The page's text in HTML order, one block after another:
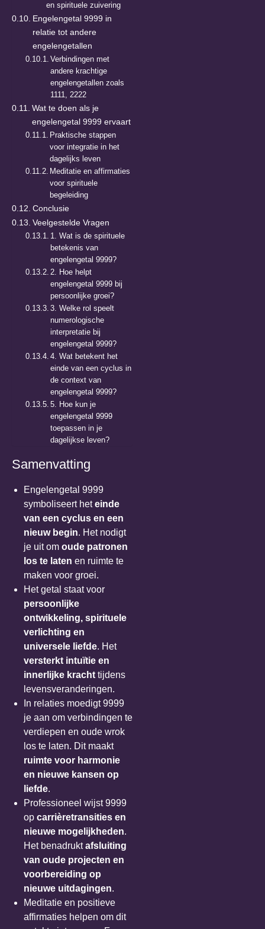
en spirituele zuivering
Engelengetal 9999 in
relatie tot andere
engelengetallen
Verbindingen met
andere krachtige
engelengetallen zoals
1111, 2222
Wat te doen als je
engelengetal 9999 ervaart
Praktische stappen
voor integratie in het
dagelijks leven
Meditatie en affirmaties
voor spirituele
begeleiding
Conclusie
Veelgestelde Vragen
1. Wat is de spirituele
betekenis van
engelengetal 9999?
2. Hoe helpt
engelengetal 9999 bij
persoonlijke groei?
3. Welke rol speelt
numerologische
interpretatie bij
engelengetal 9999?
4. Wat betekent het
einde van een cyclus in
de context van
engelengetal 9999?
5. Hoe kun je
engelengetal 9999
toepassen in je
dagelijkse leven?
Samenvatting
Engelengetal 9999
symboliseert heteinde
van een cyclus en een
nieuw begin. Het nodigt
je uit om oude patronen
los te laten en ruimte te
maken voor groei.
Het getal staat voor
persoonlijke
ontwikkeling, spirituele
verlichting en
universele liefde. Het
versterkt intuïtie en
innerlijke kracht tijdens
levensveranderingen.
In relaties moedigt 9999
je aan om verbindingen te
verdiepen en oude wrok
los te laten. Dit maakt
ruimte voor harmonie
en nieuwe kansen op
liefde.
Professioneel wijst 9999
op carrièretransities en
nieuwe mogelijkheden.
Het benadruktafsluiting
van oude projecten en
voorbereiding op
nieuwe uitdagingen.
Meditatie en positieve
affirmaties helpen om dit